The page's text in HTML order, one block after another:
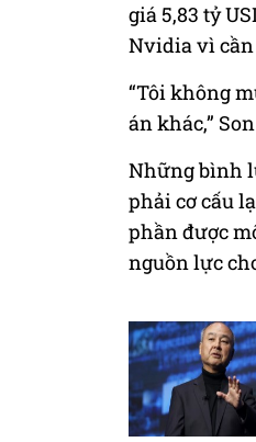
giá 5,83 tỷ
Nvidia vì cần
“Tôi không
án khác,”
Những bình
phải cơ cấu
phần được
nguồn lực